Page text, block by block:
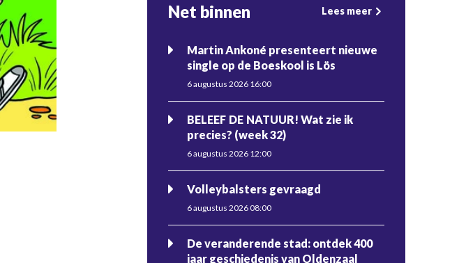
Net binnen Lees meer
Martin Ankoné presenteert nieuwe
single op de Boeskool is Lös
6 augustus 2026 16:00
BELEEF DE NATUUR! Wat zie ik
precies? (week 32)
6 augustus 2026 12:00
Volleybalsters gevraagd
6 augustus 2026 08:00
De veranderende stad: ontdek 400
jaar geschiedenis van Oldenzaal